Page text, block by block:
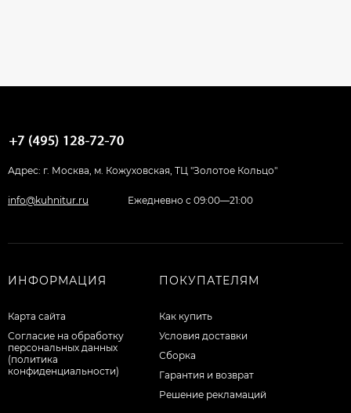
Адрес: г. Москва, м. Кожуховская, ТЦ "Золотое Кольцо"
info@kuhnitur.ru Ежедневно с 09:00—21:00
ИНФОРМАЦИЯ
Карта сайта
Согласие на обработку
персональных данных
(политика
конфиденциальности)
ПОКУПАТЕЛЯМ
Как купить
Условия доставки
Сборка
Гарантия и возврат
Решение рекламаций